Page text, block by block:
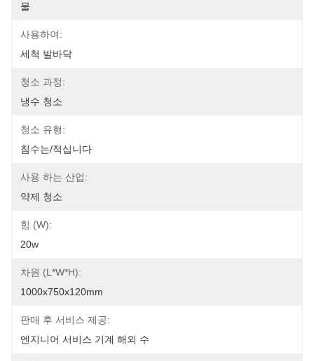
물
사용하여:
세척 발바닥
청소 과정:
냉수 청소
청소 유형:
침수는/적십니다
사용 하는 산업:
약제 청소
힘 (W):
20w
차원 (L*W*H):
1000x750x120mm
판매 후 서비스 제공:
엔지니어 서비스 기계 해외 수